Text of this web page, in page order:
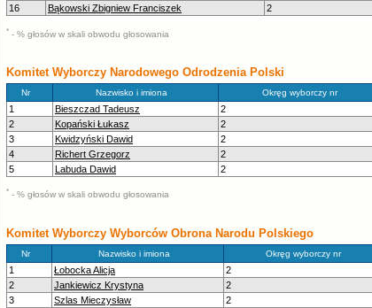
16
Bąkowski Zbigniew Franciszek 2
* - % głosów w skali obwodu głosowania
Komitet Wyborczy Narodowego Odrodzenia Polski
Nr Nazwisko i imiona Okręg wyborczy nr
1 Bieszczad Tadeusz 2
2
Kopański Łukasz 2
3
Kwidzyński Dawid 2
4
Richert Grzegorz 2
5
Labuda Dawid 2
* - % głosów w skali obwodu głosowania
Komitet Wyborczy Wyborców Obrona Narodu Polskiego
Nr Nazwisko i imiona Okręg wyborczy nr
1 Łobocka Alicja 2
2
Jankiewicz Krystyna 2
3
Szlas Mieczysław 2